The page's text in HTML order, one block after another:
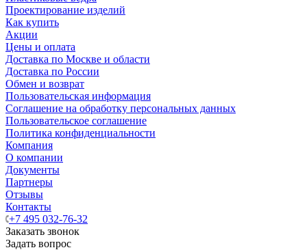
Проектирование изделий
Как купить
Акции
Цены и оплата
Доставка по Москве и области
Доставка по России
Обмен и возврат
Пользовательская информация
Соглашение на обработку персональных данных
Пользовательское соглашение
Политика конфиденциальности
Компания
О компании
Документы
Партнеры
Отзывы
Контакты
+7 495 032-76-32
Заказать звонок
Задать вопрос